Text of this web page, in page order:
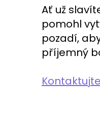
Ať už
pomohl
pozadí,
příjemný